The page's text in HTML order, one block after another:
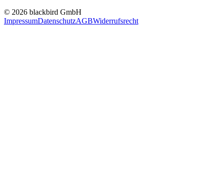
© 2026 blackbird GmbH
ImpressumDatenschutzAGBWiderrufsrecht